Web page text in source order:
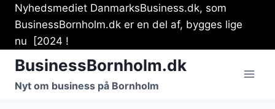
Fortsæt
indhold
Nyhedsmediet DanmarksBusiness.dk, som
BusinessBornholm.dk er en del af, bygges lige
nu [2024 !
BusinessBornholm.dk
Nyt om business på Bornholm